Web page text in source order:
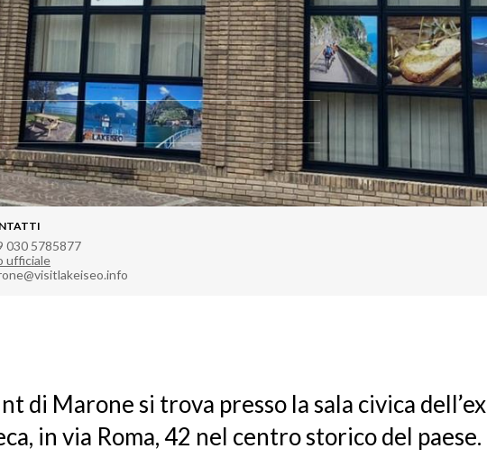
030 5785877
ufficiale
di Marone si trova presso la sala civica dell’ex
in via Roma, 42 nel centro storico del paese.